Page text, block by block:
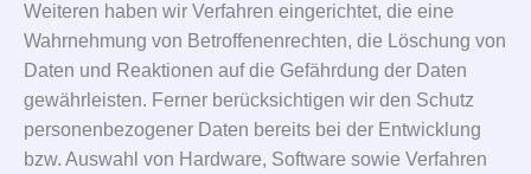
Weiteren haben wir Verfahren eingerichtet, die eine
Wahrnehmung von Betroffenenrechten, die Löschung von
Daten und Reaktionen auf die Gefährdung der Daten
gewährleisten. Ferner berücksichtigen wir den Schutz
personenbezogener Daten bereits bei der Entwicklung
bzw. Auswahl von Hardware, Software sowie Verfahren